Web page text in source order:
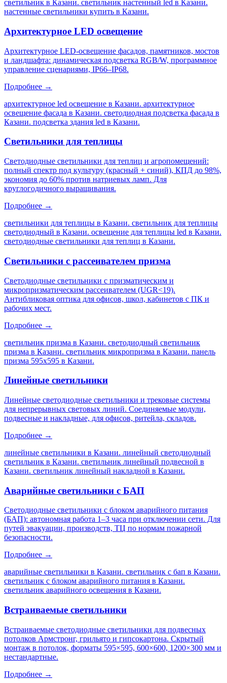
светильник в Казани. светильник настенный led в Казани.
настенные светильники купить в Казани.
Архитектурное LED освещение
Архитектурное LED-освещение фасадов, памятников, мостов
и ландшафта: динамическая подсветка RGB/W, программное
управление сценариями, IP66–IP68.
Подробнее →
архитектурное led освещение в Казани. архитектурное
освещение фасада в Казани. светодиодная подсветка фасада в
Казани. подсветка здания led в Казани.
Светильники для теплицы
Светодиодные светильники для теплиц и агропомещений:
полный спектр под культуру (красный + синий), КПД до 98%,
экономия до 60% против натриевых ламп. Для
круглогодичного выращивания.
Подробнее →
светильники для теплицы в Казани. светильник для теплицы
светодиодный в Казани. освещение для теплицы led в Казани.
светодиодные светильники для теплиц в Казани.
Светильники с рассеивателем призма
Светодиодные светильники с призматическим и
микропризматическим рассеивателем (UGR<19).
Антибликовая оптика для офисов, школ, кабинетов с ПК и
рабочих мест.
Подробнее →
светильник призма в Казани. светодиодный светильник
призма в Казани. светильник микропризма в Казани. панель
призма 595х595 в Казани.
Линейные светильники
Линейные светодиодные светильники и трековые системы
для непрерывных световых линий. Соединяемые модули,
подвесные и накладные, для офисов, ритейла, складов.
Подробнее →
линейные светильники в Казани. линейный светодиодный
светильник в Казани. светильник линейный подвесной в
Казани. светильник линейный накладной в Казани.
Аварийные светильники с БАП
Светодиодные светильники с блоком аварийного питания
(БАП): автономная работа 1–3 часа при отключении сети. Для
путей эвакуации, производств, ТЦ по нормам пожарной
безопасности.
Подробнее →
аварийные светильники в Казани. светильник с бап в Казани.
светильник с блоком аварийного питания в Казани.
светильник аварийного освещения в Казани.
Встраиваемые светильники
Встраиваемые светодиодные светильники для подвесных
потолков Армстронг, грильято и гипсокартона. Скрытый
монтаж в потолок, форматы 595×595, 600×600, 1200×300 мм и
нестандартные.
Подробнее →